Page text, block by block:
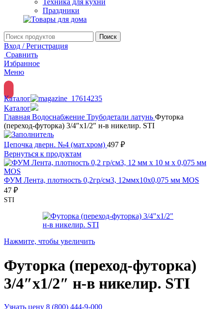
Техника для кухни
Праздники
Поиск
Вход / Регистрация
Сравнить
Избранное
Меню
Каталог
Каталог
Главная Водоснабжение Трубодетали латунь Футорка
(переход-футорка) 3/4″х1/2″ н-в никелир. STI
Цепочка дверн. №4 (мат.хром) 497 ₽
Вернуться к продуктам
ФУМ Лента, плотность 0,2гр/см3, 12ммx10x0,075 мм MOS
47 ₽
STI
Нажмите, чтобы увеличить
Футорка (переход-футорка)
3/4″х1/2″ н-в никелир. STI
Узнать цену 8 (800) 444-9-000